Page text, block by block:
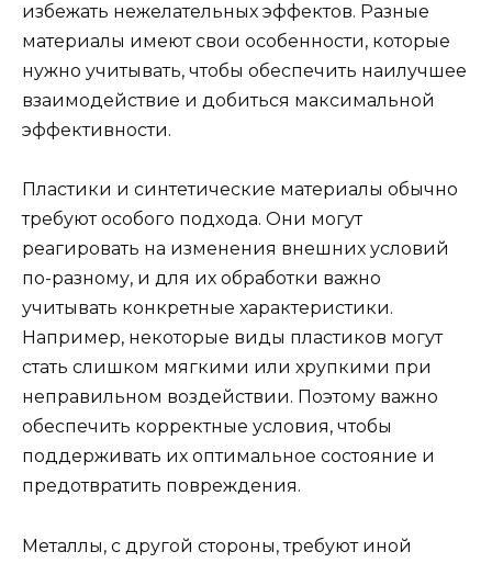
избежать нежелательных эффектов. Разные
материалы имеют свои особенности, которые
нужно учитывать, чтобы обеспечить наилучшее
взаимодействие и добиться максимальной
эффективности.
Пластики и синтетические материалы обычно
требуют особого подхода. Они могут
реагировать на изменения внешних условий
по-разному, и для их обработки важно
учитывать конкретные характеристики.
Например, некоторые виды пластиков могут
стать слишком мягкими или хрупкими при
неправильном воздействии. Поэтому важно
обеспечить корректные условия, чтобы
поддерживать их оптимальное состояние и
предотвратить повреждения.
Металлы, с другой стороны, требуют иной